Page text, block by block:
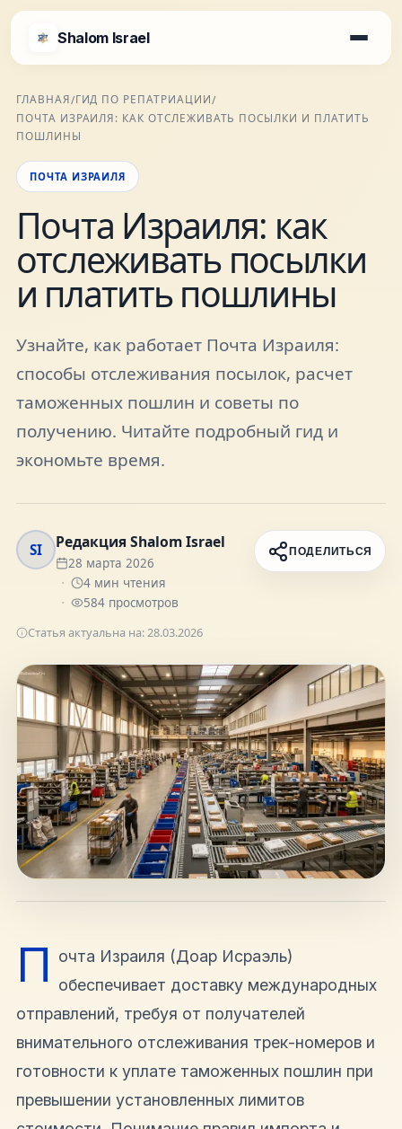
Shalom Israel
Блог
Афиша
Специалисты
Города
FAQ
Контакты
Присоединяйтесь к нам
Получайте актуальные новости и советы о
жизни в Израиле
Подписаться
Telegram
hello@shalomisrael.ru
ГЛАВНАЯ/ГИД ПО РЕПАТРИАЦИИ/
ПОЧТА ИЗРАИЛЯ: КАК ОТСЛЕЖИВАТЬ ПОСЫЛКИ И ПЛАТИТЬ
ПОШЛИНЫ
ПОЧТА ИЗРАИЛЯ
Почта Израиля: как
отслеживать посылки
и платить пошлины
Узнайте, как работает Почта Израиля:
способы отслеживания посылок, расчет
таможенных пошлин и советы по
получению. Читайте подробный гид и
экономьте время.
SI Редакция Shalom Israel
28 марта 2026
4мин чтения
584просмотров
ПОДЕЛИТЬСЯ
Статья актуальна на: 28.03.2026
П
очта Израиля (Доар Исраэль)
обеспечивает доставку международных
отправлений, требуя от получателей
внимательного отслеживания трек-номеров и
готовности к уплате таможенных пошлин при
превышении установленных лимитов